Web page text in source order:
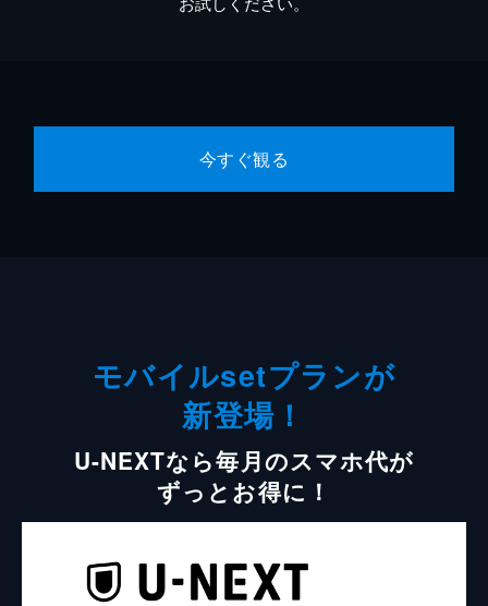
今すぐ観る
モバイルsetプランが
新登場！
U-NEXTなら毎月のスマホ代が
ずっとお得に！